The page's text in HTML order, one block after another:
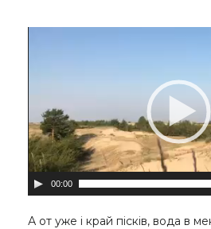
00:00
А от уже і край пісків, вода в